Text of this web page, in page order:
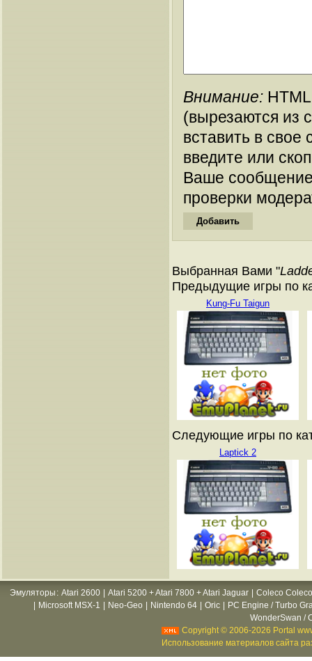
Внимание:
(вырезаются из
вставить в
введите или
Ваше
проверки
Выбранная Вами "
Предыдущие игры по
Kung-Fu Taigun
Следующие игры по
Laptick 2
Эмуляторы : Atari 2600 Atari 5200 + Atari 7800 + Atari Jaguar
Coleco
Microsoft MSX-1 Neo-Geo Nintendo 64 Oric
PC Engine / Turbo
WonderSwan /
Copyright © 2006-2026 Portal
Использование материалов сайта